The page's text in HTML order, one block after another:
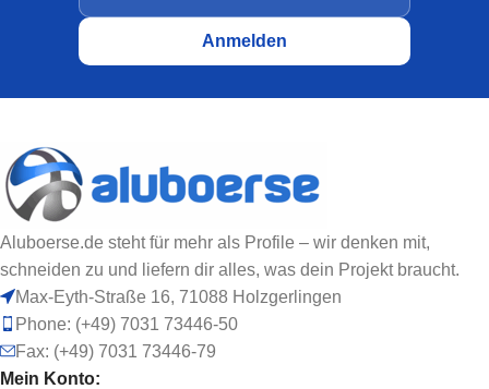
Aluboerse.de steht für mehr als Profile – wir denken mit,
schneiden zu und liefern dir alles, was dein Projekt braucht.
Max-Eyth-Straße 16, 71088 Holzgerlingen
Phone: (+49) 7031 73446-50
Fax: (+49) 7031 73446-79
Mein Konto: